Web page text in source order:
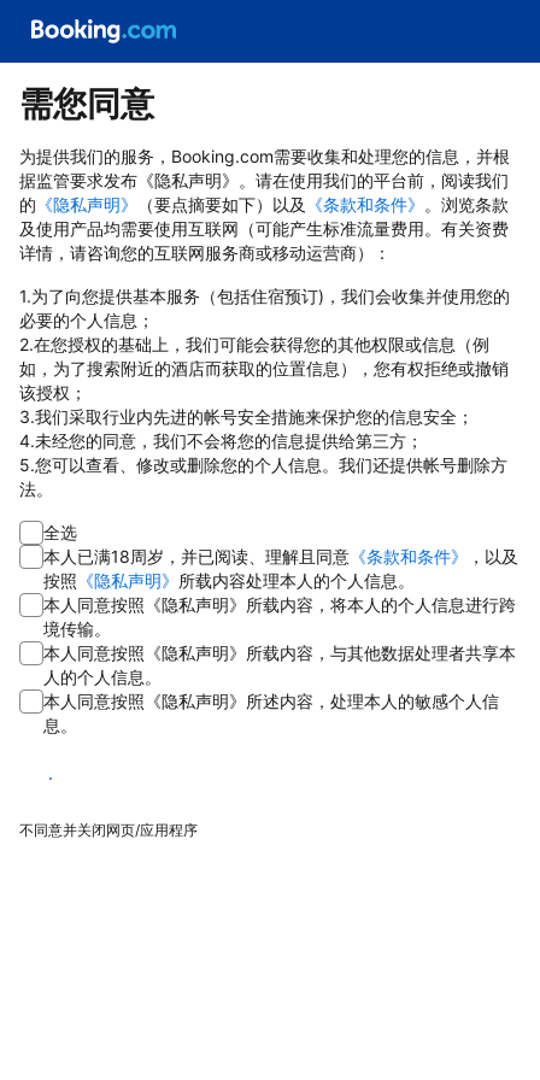
需您同意
为提供我们的服务，Booking.com需要收集和处理您的信息，并根
据监管要求发布《隐私声明》。请在使用我们的平台前，阅读我们
的 《隐私声明》 （要点摘要如下）以及 《条款和条件》 。浏览条款
及使用产品均需要使用互联网（可能产生标准流量费用。有关资费
详情，请咨询您的互联网服务商或移动运营商）：
1.为了向您提供基本服务（包括住宿预订)，我们会收集并使用您的
必要的个人信息；
2.在您授权的基础上，我们可能会获得您的其他权限或信息（例
如，为了搜索附近的酒店而获取的位置信息），您有权拒绝或撤销
该授权；
3.我们采取行业内先进的帐号安全措施来保护您的信息安全；
4.未经您的同意，我们不会将您的信息提供给第三方；
5.您可以查看、修改或删除您的个人信息。我们还提供帐号删除方
法。
全选
本人已满18周岁，并已阅读、理解且同意 《条款和条件》
，以及
按照 《隐私声明》 所载内容处理本人的个人信息。
本人同意按照《隐私声明》所载内容，将本人的个人信息进行跨
境传输。
本人同意按照《隐私声明》所载内容，与其他数据处理者共享本
人的个人信息。
本人同意按照《隐私声明》所述内容，处理本人的敏感个人信
息。
同意
不同意并关闭网页/应用程序